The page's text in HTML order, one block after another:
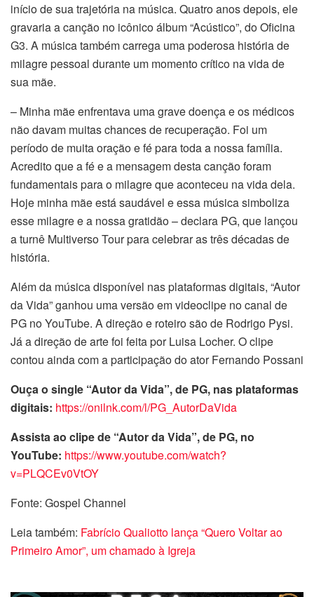
início de sua trajetória na música. Quatro anos depois, ele
gravaria a canção no icônico álbum “Acústico”, do Oficina
G3. A música também carrega uma poderosa história de
milagre pessoal durante um momento crítico na vida de
sua mãe.
– Minha mãe enfrentava uma grave doença e os médicos
não davam muitas chances de recuperação. Foi um
período de muita oração e fé para toda a nossa família.
Acredito que a fé e a mensagem desta canção foram
fundamentais para o milagre que aconteceu na vida dela.
Hoje minha mãe está saudável e essa música simboliza
esse milagre e a nossa gratidão – declara PG, que lançou
a turnê Multiverso Tour para celebrar as três décadas de
história.
Além da música disponível nas plataformas digitais, “Autor
da Vida” ganhou uma versão em videoclipe no canal de
PG no YouTube. A direção e roteiro são de Rodrigo Pysi.
Já a direção de arte foi feita por Luisa Locher. O clipe
contou ainda com a participação do ator Fernando Possani
Ouça o single “Autor da Vida”, de PG, nas plataformas
digitais: https://onilnk.com/l/PG_AutorDaVida
Assista ao clipe de “Autor da Vida”, de PG, no
YouTube: https://www.youtube.com/watch?
v=PLQCEv0VtOY
Fonte: Gospel Channel
Leia também: Fabrício Qualiotto lança “Quero Voltar ao
Primeiro Amor”, um chamado à Igreja